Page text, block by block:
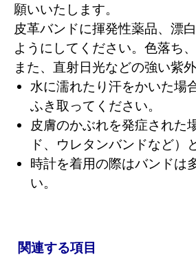
願いいたします。
皮革バンドに揮発性薬品、漂
ようにしてください。色落ち
また、直射日光などの強い紫
水に濡れたり汗をかいた場
ふき取ってください。
皮膚のかぶれを発症された
ド、ウレタンバンドなど）
時計を着用の際はバンドは
い。
関連する項目